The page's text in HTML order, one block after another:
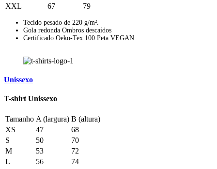
XXL
67 79
Tecido pesado de 220 g/m².
Gola redonda Ombros descaídos
Certificado Oeko-Tex 100 Peta VEGAN
Unissexo
T-shirt Unissexo
Tamanho A (largura) B (altura)
XS
47
68
S
50
70
M
53
72
L
56
74